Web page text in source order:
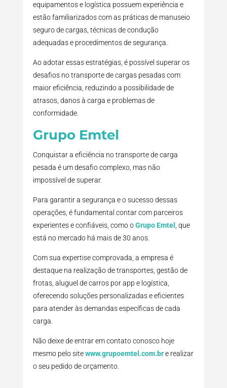
equipamentos e logística possuem experiência e
estão familiarizados com as práticas de manuseio
seguro de cargas, técnicas de condução
adequadas e procedimentos de segurança.
Ao adotar essas estratégias, é possível superar os
desafios no transporte de cargas pesadas com
maior eficiência, reduzindo a possibilidade de
atrasos, danos à carga e problemas de
conformidade.
Grupo Emtel
Conquistar a eficiência no transporte de carga
pesada é um desafio complexo, mas não
impossível de superar.
Para garantir a segurança e o sucesso dessas
operações, é fundamental contar com parceiros
experientes e confiáveis, como oGrupo Emtel , que
está no mercado há mais de 30 anos.
Com sua expertise comprovada, a empresa é
destaque na realização de transportes, gestão de
frotas, aluguel de carros por app e logística,
oferecendo soluções personalizadas e eficientes
para atender às demandas específicas de cada
carga.
Não deixe de entrar em contato conosco hoje
mesmo pelo sitewww.grupoemtel.com.bre realizar
o seu pedido de orçamento.